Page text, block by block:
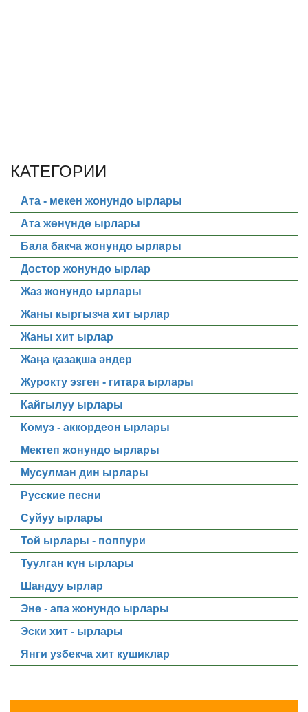
КАТЕГОРИИ
Ата - мекен жонундо ырлары
Ата жөнүндө ырлары
Бала бакча жонундо ырлары
Достор жонундо ырлар
Жаз жонундо ырлары
Жаны кыргызча хит ырлар
Жаны хит ырлар
Жаңа қазақша әндер
Журокту эзген - гитара ырлары
Кайгылуу ырлары
Комуз - аккордеон ырлары
Мектеп жонундо ырлары
Мусулман дин ырлары
Русские песни
Суйуу ырлары
Той ырлары - поппури
Туулган күн ырлары
Шандуу ырлар
Эне - апа жонундо ырлары
Эски хит - ырлары
Янги узбекча хит кушиклар